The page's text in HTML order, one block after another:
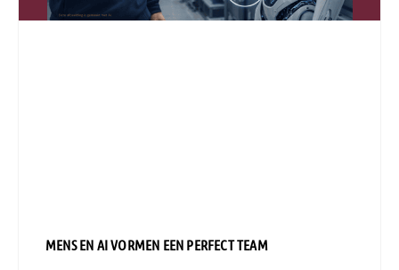
MENS EN AI VORMEN EEN PERFECT TEAM